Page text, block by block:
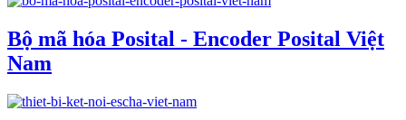
Bộ mã hóa Posital - Encoder Posital Việt
Nam